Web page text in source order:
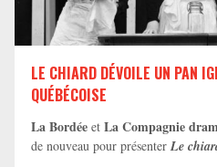
LE CHIARD DÉVOILE UN PAN
QUÉBÉCOISE
La Bordée et La Compagnie
de nouveau pour présenter Le